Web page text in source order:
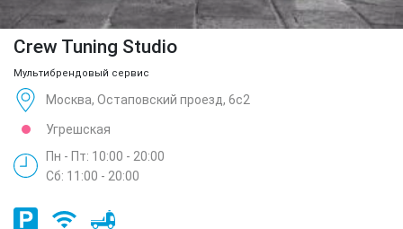
Crew Tuning Studio
Мультибрендовый сервис
Москва, Остаповский проезд, 6с2
Угрешская
Пн - Пт: 10:00 - 20:00
Сб: 11:00 - 20:00